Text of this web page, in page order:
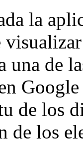
la
una de
de los
de los